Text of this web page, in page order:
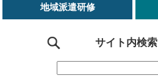
地域派遣研修
サイト内検索